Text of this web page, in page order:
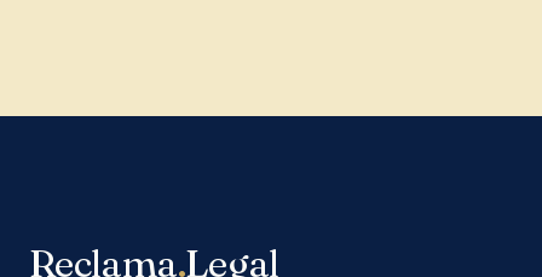
Reclama.Legal